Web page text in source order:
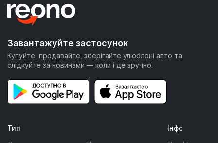
Завантажуйте застосунок
Купуйте, продавайте, зберігайте улюблені авто та
слідкуйте за новинами — коли і де зручно.
Тип
Інфо